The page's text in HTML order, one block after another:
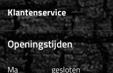
Klantenservice
Openingstijden
Ma gesloten